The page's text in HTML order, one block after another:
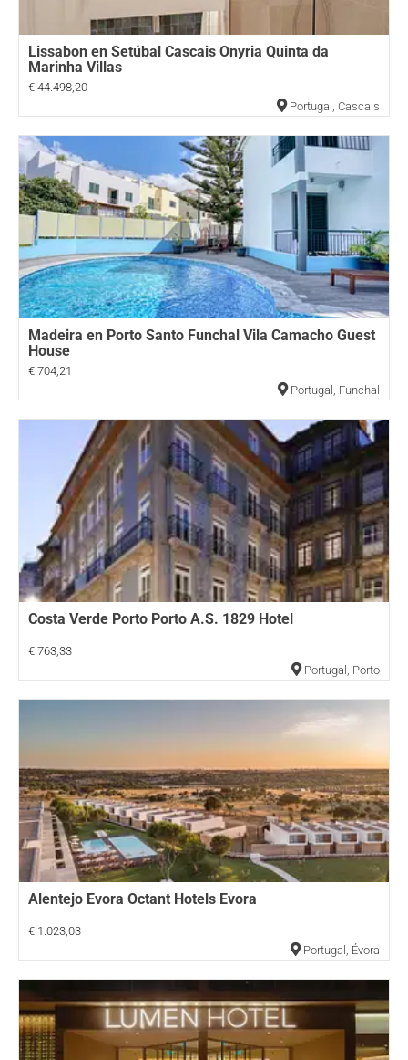
Lissabon en Setúbal Cascais Onyria Quinta da
Marinha Villas
€ 44.498,20
Portugal , Cascais
Madeira en Porto Santo Funchal Vila Camacho Guest
House
€ 704,21
Portugal , Funchal
Costa Verde Porto Porto A.S. 1829 Hotel
€ 763,33
Portugal , Porto
Alentejo Evora Octant Hotels Evora
€ 1.023,03
Portugal , Évora